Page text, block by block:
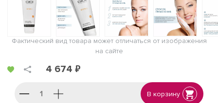
Фактический вид товара может отличаться от изображения
на сайте
4 674 ₽
В корзину